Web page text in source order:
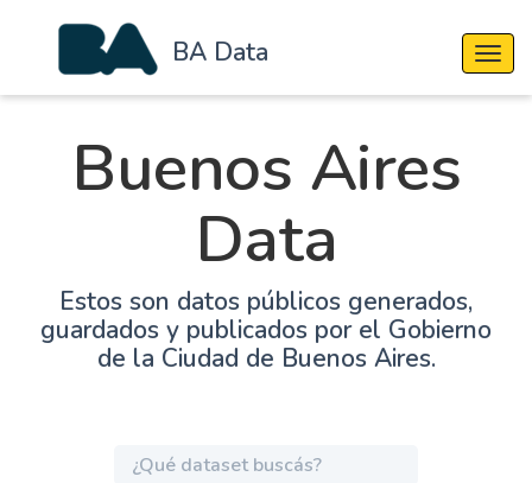
BA Data
Buenos Aires
Data
Estos son datos públicos generados,
guardados y publicados por el Gobierno
de la Ciudad de Buenos Aires.